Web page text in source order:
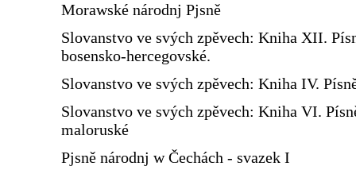
Morawské národnj Pjsně
Slovanstvo ve svých zpěvech: Kniha XII.
bosensko-hercegovské.
Slovanstvo ve svých zpěvech: Kniha IV.
Slovanstvo ve svých zpěvech: Kniha VI.
maloruské
Pjsně národnj w Čechách - svazek I